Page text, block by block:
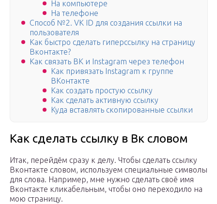
На компьютере
На телефоне
Способ №2. VK ID для создания ссылки на
пользователя
Как быстро сделать гиперссылку на страницу
Вконтакте?
Как связать ВК и Instagram через телефон
Как привязать Instagram к группе
ВКонтакте
Как создать простую ссылку
Как сделать активную ссылку
Куда вставлять скопированные ссылки
Как сделать ссылку в Вк словом
Итак, перейдём сразу к делу. Чтобы сделать ссылку
Вконтакте словом, используем специальные символы
для слова. Например, мне нужно сделать своё имя
Вконтакте кликабельным, чтобы оно переходило на
мою страницу.